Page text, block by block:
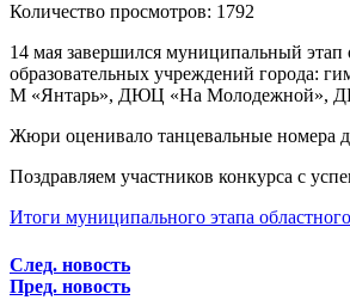
Количество просмотров: 1792
14 мая завершился муниципальный этап
образовательных учреждений
М «Янтарь», ДЮЦ «На Молодежной»,
Жюри оценивало танцевальные номера
Поздравляем участников конкурса с
Итоги муниципального этапа
След. новость
Пред. новость